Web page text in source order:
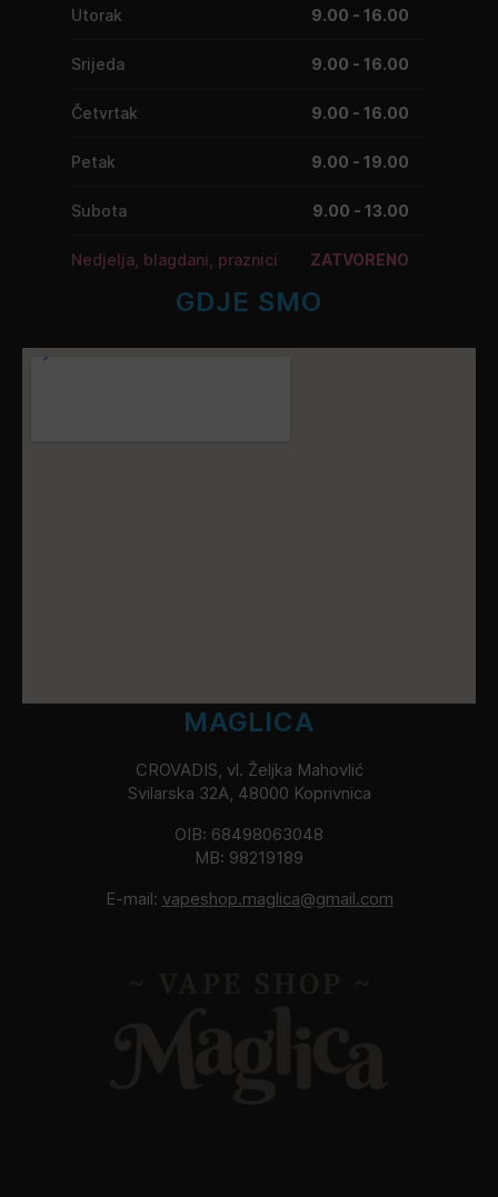
Utorak 9.00 - 16.00
Srijeda 9.00 - 16.00
Četvrtak 9.00 - 16.00
Petak 9.00 - 19.00
Subota 9.00 - 13.00
Nedjelja, blagdani, praznici ZATVORENO
GDJE SMO
MAGLICA
CROVADIS, vl. Željka Mahovlić
Svilarska 32A, 48000 Koprivnica
OIB: 68498063048
MB: 98219189
E-mail: vapeshop.maglica@gmail.com